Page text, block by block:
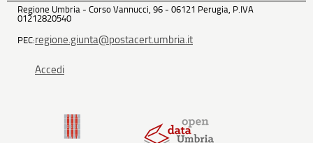
Regione Umbria - Corso Vannucci, 96 - 06121 Perugia, P.IVA
01212820540
PEC:regione.giunta@postacert.umbria.it
Accedi